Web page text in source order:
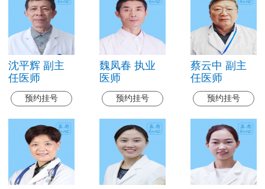
沈平辉 副主
任医师
预约挂号
魏凤春 执业
医师
预约挂号
蔡云中 副主
任医师
预约挂号